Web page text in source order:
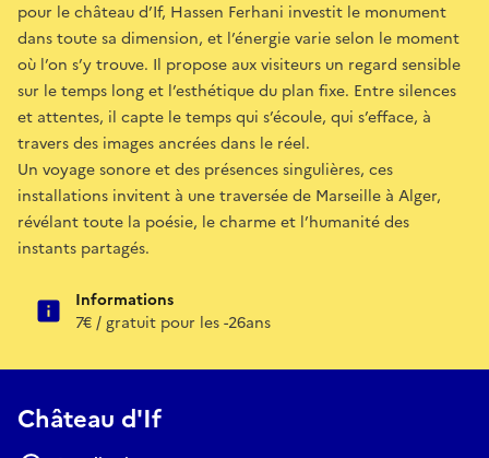
pour le château d’If, Hassen Ferhani investit le monument
dans toute sa dimension, et l’énergie varie selon le moment
où l’on s’y trouve. Il propose aux visiteurs un regard sensible
sur le temps long et l’esthétique du plan fixe. Entre silences
et attentes, il capte le temps qui s’écoule, qui s’efface, à
travers des images ancrées dans le réel.
Un voyage sonore et des présences singulières, ces
installations invitent à une traversée de Marseille à Alger,
révélant toute la poésie, le charme et l’humanité des
instants partagés.
Informations
7€ / gratuit pour les -26ans
Château d'If